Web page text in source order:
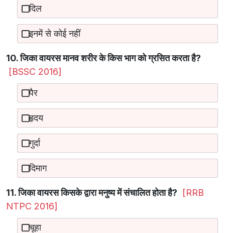
दिल
इनमें से कोई नहीं
10. जिका वायरस मानव शरीर के किस भाग को ग्रसित करता है?
[BSSC 2016]
पैर
हृदय
गुर्दा
दिमाग
11. जिका वायरस किसके द्वारा मनुष्य में संचालित होता है?
[RRB
NTPC 2016]
चूहा